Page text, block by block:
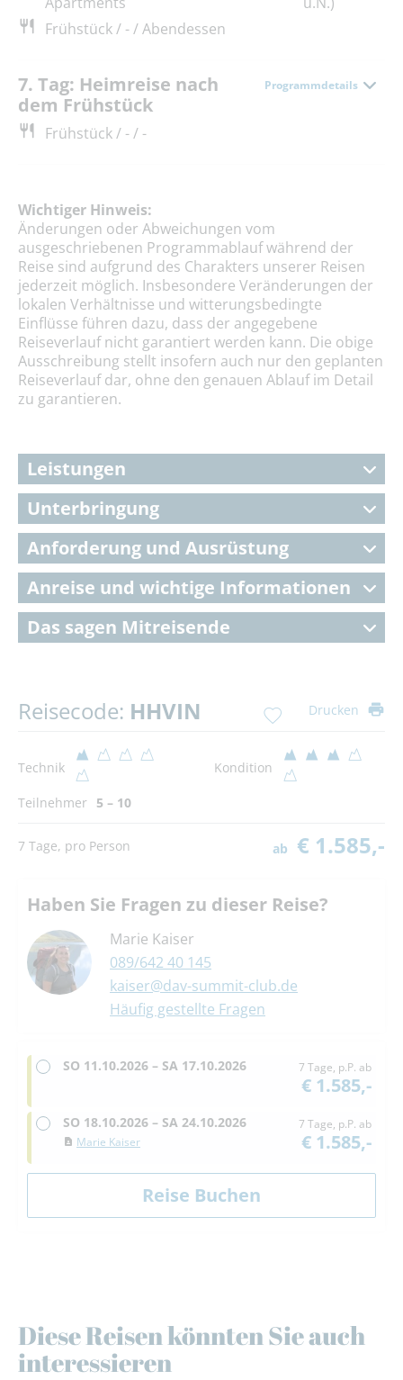
Frühstück / - / Abendessen
7. Tag: Heimreise nach
dem Frühstück
Programmdetails
Frühstück / - / -
Wichtiger Hinweis:
Änderungen oder Abweichungen vom
ausgeschriebenen Programmablauf während der
Reise sind aufgrund des Charakters unserer Reisen
jederzeit möglich. Insbesondere Veränderungen der
lokalen Verhältnisse und witterungsbedingte
Einflüsse führen dazu, dass der angegebene
Reiseverlauf nicht garantiert werden kann. Die obige
Ausschreibung stellt insofern auch nur den geplanten
Reiseverlauf dar, ohne den genauen Ablauf im Detail
zu garantieren.
Leistungen
Unterbringung
Anforderung und Ausrüstung
Anreise und wichtige Informationen
Das sagen Mitreisende
Reisecode: HHVIN Drucken
Technik Kondition
Teilnehmer 5 – 10
7 Tage, pro Person ab € 1.585,-
Haben Sie Fragen zu dieser Reise?
Marie Kaiser
089/642 40 145
kaiser@dav-summit-club.de
Häufig gestellte Fragen
SO 11.10.2026 – SA 17.10.2026 7 Tage, p.P. ab
€ 1.585,-
SO 18.10.2026 – SA 24.10.2026
Marie Kaiser
7 Tage, p.P. ab
€ 1.585,-
Diese Reisen könnten Sie auch
interessieren